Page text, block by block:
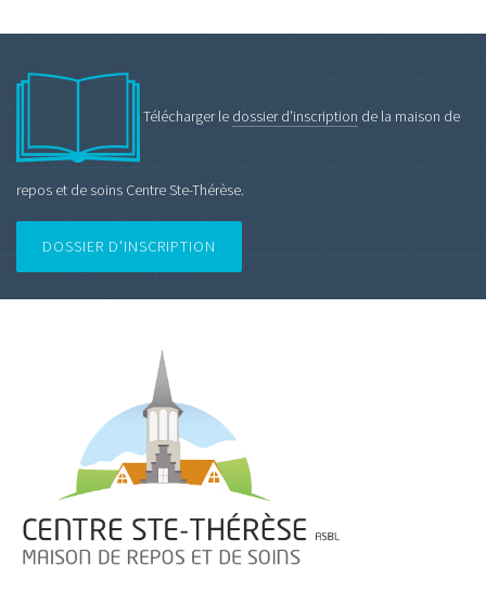
Télécharger le dossier d'inscription de la maison de
repos et de soins Centre Ste-Thérèse.
DOSSIER D'INSCRIPTION